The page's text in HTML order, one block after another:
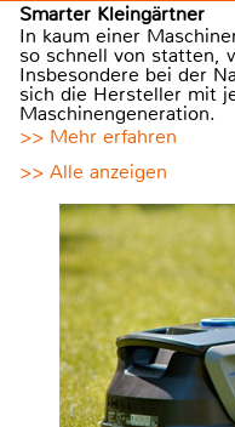
Smarter Kleingärtner
In kaum einer
so schnell von statten,
Insbesondere bei der
sich die Hersteller mit
Maschinengeneration.
>> Mehr erfahren
>> Alle anzeigen